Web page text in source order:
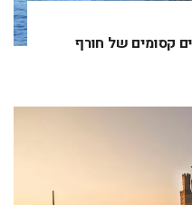
קסומים של חורף